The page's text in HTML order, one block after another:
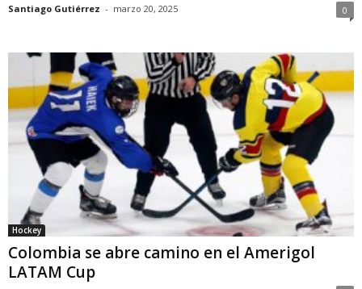
Santiago Gutiérrez - marzo 20, 2025 0
Hockey
Colombia se abre camino en el Amerigol
LATAM Cup